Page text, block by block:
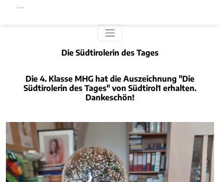
Direkt zum Inhalt
Die Südtirolerin des Tages
Die 4. Klasse MHG hat die Auszeichnung "Die
Südtirolerin des Tages" von Südtirol1 erhalten.
Dankeschön!